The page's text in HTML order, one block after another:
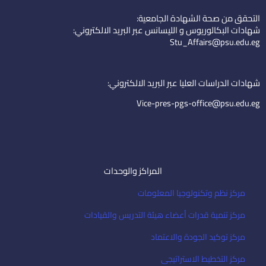
n
-
e
i
l
u
b
e
d
التحقق من صحة الشهادة الجامعية:
شهادات البكالوريوس و الليسانس عبر البريد الالكتروني:
Stu_Affairs@psu.edu.eg
شهادات الدراسات العليا عبر البريد الالكتروني:
Vice-pres-pgs-office@psu.edu.eg
المراكز والوحدات
مركز نظم وتكنولوجيا المعلومات
مركز تنمية قدرات أعضاء هيئة التدريس والقيادات
مركز توكيد الجودة والاعتماد
مركز التخطيط الاستراتيجى